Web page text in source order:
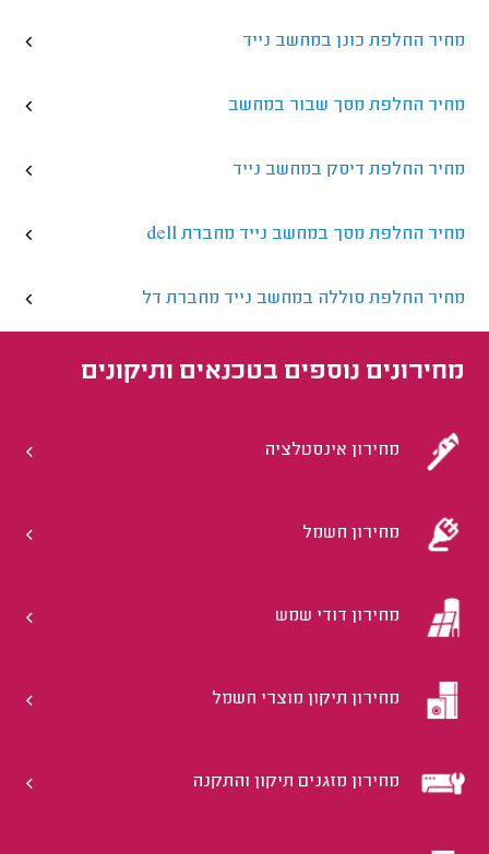
מחיר החלפת כונן במחשב נייד
מחיר החלפת מסך שבור במחשב
מחיר החלפת דיסק במחשב נייד
מחיר החלפת מסך במחשב נייד מחברת dell
מחיר החלפת סוללה במחשב נייד מחברת דל
מחירונים נוספים בטכנאים ותיקונים
מחירון אינסטלציה
מחירון חשמל
מחירון דודי שמש
מחירון תיקון מוצרי חשמל
מחירון מזגנים תיקון והתקנה